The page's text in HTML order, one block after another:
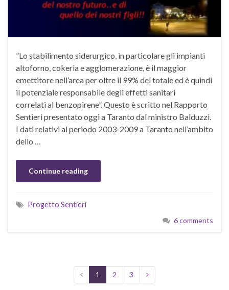
”Lo stabilimento siderurgico, in particolare gli impianti
altoforno, cokeria e agglomerazione, è il maggior
emettitore nell’area per oltre il 99% del totale ed è quindi
il potenziale responsabile degli effetti sanitari
correlati al benzopirene”. Questo è scritto nel Rapporto
Sentieri presentato oggi a Taranto dal ministro Balduzzi.
I dati relativi al periodo 2003-2009 a Taranto nell’ambito
dello …
Continue reading
Progetto Sentieri
6 comments
1 2 3